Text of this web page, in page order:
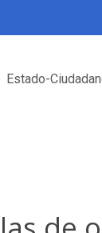
Estado-